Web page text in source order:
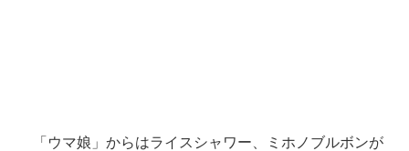
「ウマ娘」からはライスシャワー、ミホノブルボンが